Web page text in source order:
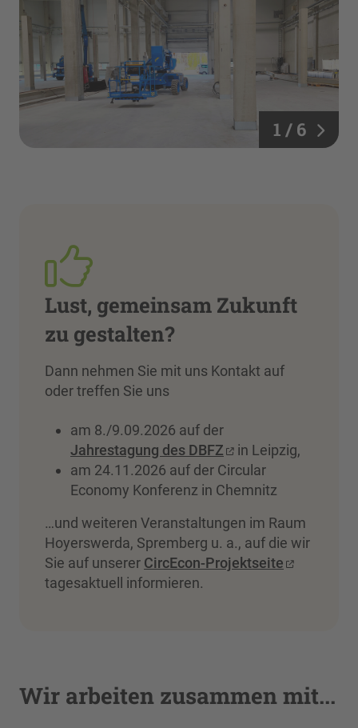
1 / 6
Lust, gemeinsam Zukunft
zu gestalten?
Dann nehmen Sie mit uns Kontakt auf
oder treffen Sie uns
am 8./9.09.2026 auf der
Jahrestagung des DBFZ
in Leipzig,
am 24.11.2026 auf der Circular
Economy Konferenz in Chemnitz
…und weiteren Veranstaltungen im Raum
Hoyerswerda, Spremberg u. a., auf die wir
Sie auf unserer CircEcon-Projektseite
tagesaktuell informieren.
Wir arbeiten zusammen mit...